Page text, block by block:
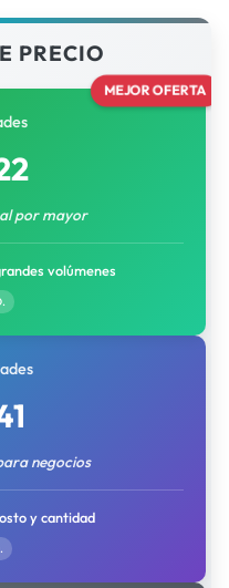
PRECIO
MEJOR OFERTA
por mayor
volúmenes
negocios
y cantidad